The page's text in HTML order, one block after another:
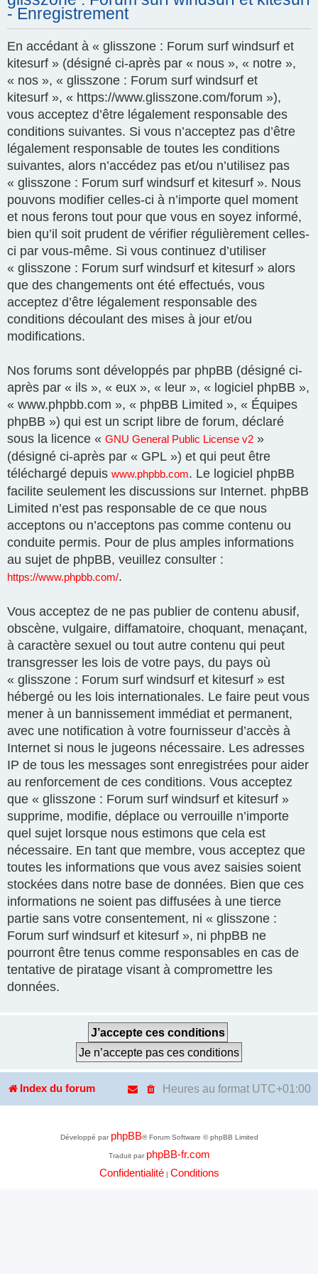
- Enregistrement
En accédant à « glisszone : Forum surf windsurf et
kitesurf » (désigné ci-après par « nous », « notre »,
« nos », « glisszone : Forum surf windsurf et
kitesurf », « https://www.glisszone.com/forum »),
vous acceptez d’être légalement responsable des
conditions suivantes. Si vous n’acceptez pas d’être
légalement responsable de toutes les conditions
suivantes, alors n’accédez pas et/ou n’utilisez pas
« glisszone : Forum surf windsurf et kitesurf ». Nous
pouvons modifier celles-ci à n’importe quel moment
et nous ferons tout pour que vous en soyez informé,
bien qu’il soit prudent de vérifier régulièrement celles-
ci par vous-même. Si vous continuez d’utiliser
« glisszone : Forum surf windsurf et kitesurf » alors
que des changements ont été effectués, vous
acceptez d’être légalement responsable des
conditions découlant des mises à jour et/ou
modifications.
Nos forums sont développés par phpBB (désigné ci-
après par « ils », « eux », « leur », « logiciel phpBB »,
« www.phpbb.com », « phpBB Limited », « Équipes
phpBB ») qui est un script libre de forum, déclaré
sous la licence « GNU General Public License v2 »
(désigné ci-après par « GPL ») et qui peut être
téléchargé depuis www.phpbb.com. Le logiciel phpBB
facilite seulement les discussions sur Internet. phpBB
Limited n’est pas responsable de ce que nous
acceptons ou n’acceptons pas comme contenu ou
conduite permis. Pour de plus amples informations
au sujet de phpBB, veuillez consulter :
https://www.phpbb.com/.
Vous acceptez de ne pas publier de contenu abusif,
obscène, vulgaire, diffamatoire, choquant, menaçant,
à caractère sexuel ou tout autre contenu qui peut
transgresser les lois de votre pays, du pays où
« glisszone : Forum surf windsurf et kitesurf » est
hébergé ou les lois internationales. Le faire peut vous
mener à un bannissement immédiat et permanent,
avec une notification à votre fournisseur d’accès à
Internet si nous le jugeons nécessaire. Les adresses
IP de tous les messages sont enregistrées pour aider
au renforcement de ces conditions. Vous acceptez
que « glisszone : Forum surf windsurf et kitesurf »
supprime, modifie, déplace ou verrouille n’importe
quel sujet lorsque nous estimons que cela est
nécessaire. En tant que membre, vous acceptez que
toutes les informations que vous avez saisies soient
stockées dans notre base de données. Bien que ces
informations ne soient pas diffusées à une tierce
partie sans votre consentement, ni « glisszone :
Forum surf windsurf et kitesurf », ni phpBB ne
pourront être tenus comme responsables en cas de
tentative de piratage visant à compromettre les
données.
Index du forum Heures au format UTC+01:00
Développé par phpBB® Forum Software © phpBB Limited
Traduit par phpBB-fr.com
Confidentialité| Conditions